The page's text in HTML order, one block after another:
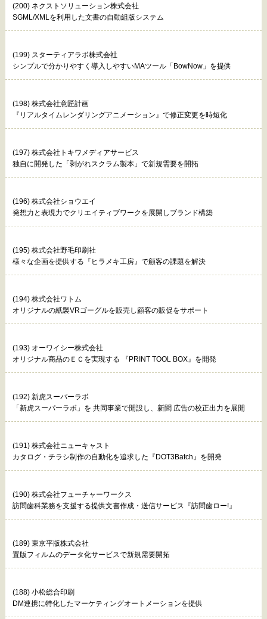
(200) ネクストソリューション株式会社
SGML/XMLを利用した文書の自動組版システム
(199) スターティアラボ株式会社
シンプルで分かりやすく導入しやすいMAツール「BowNow」を提供
(198) 株式会社意匠計画
『リアルタイムレンダリングアニメーション』で修正変更を時短化
(197) 株式会社トキワメディアサービス
独自に開発した「剥がれスクラム製本」で新規需要を開拓
(196) 株式会社ショウエイ
発想力と表現力でクリエイティブワークを展開しブランド構築
(195) 株式会社野毛印刷社
様々な企画を提供する『ヒラメキ工房』で顧客の課題を解決
(194) 株式会社ワトム
オリジナルの紙製VRゴーグルを販売し顧客の販促をサポート
(193) オーワイシー株式会社
オリジナル商品のＥＣを実現する 『PRINT TOOL BOX』を開発
(192) 新虎スーパーラボ
「新虎スーパーラボ」を 共同事業で開設し、新聞 広告の校正出力を展開
(191) 株式会社ニューキャスト
カタログ・チラシ制作の自動化を追求した『DOT3Batch』を開発
(190) 株式会社フューチャーワークス
訪問歯科業務を支援する提供文書作成・送信サービス『訪問歯ロー!』
(189) 東京平版株式会社
置版フィルムのデータ化サービスで新規需要開拓
(188) 小松総合印刷
DM連携に特化したマーケティングオートメーションを提供